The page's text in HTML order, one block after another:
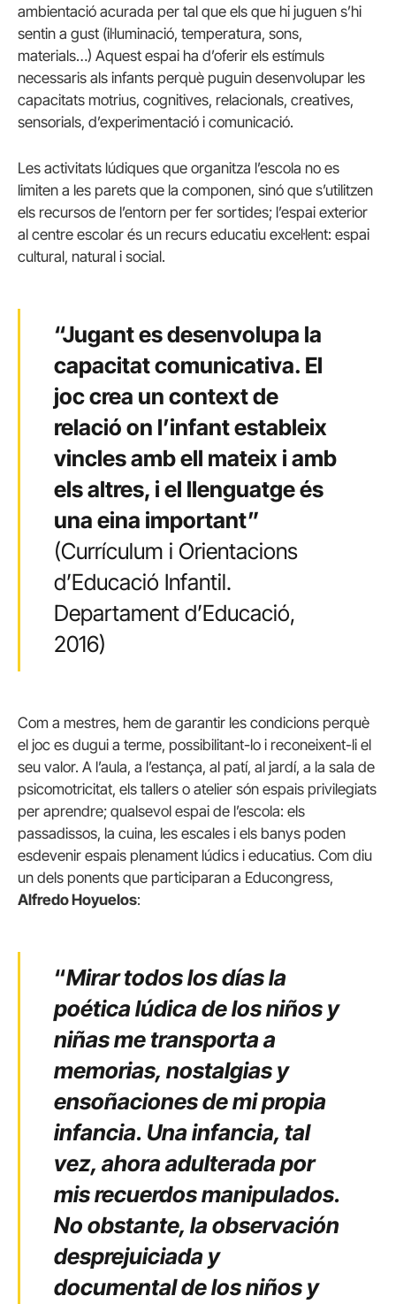
ambientació acurada per tal que els que hi juguen s’hi
sentin a gust (il·luminació, temperatura, sons,
materials…) Aquest espai ha d’oferir els estímuls
necessaris als infants perquè puguin desenvolupar les
capacitats motrius, cognitives, relacionals, creatives,
sensorials, d’experimentació i comunicació.
Les activitats lúdiques que organitza l’escola no es
limiten a les parets que la componen, sinó que s’utilitzen
els recursos de l’entorn per fer sortides; l’espai exterior
al centre escolar és un recurs educatiu excel·lent: espai
cultural, natural i social.
“Jugant es desenvolupa la
capacitat comunicativa. El
joc crea un context de
relació on l’infant estableix
vincles amb ell mateix i amb
els altres, i el llenguatge és
una eina important”
(Currículum i Orientacions
d’Educació Infantil.
Departament d’Educació,
2016)
Com a mestres, hem de garantir les condicions perquè
el joc es dugui a terme, possibilitant-lo i reconeixent-li el
seu valor. A l’aula, a l’estança, al patí, al jardí, a la sala de
psicomotricitat, els tallers o atelier són espais privilegiats
per aprendre; qualsevol espai de l’escola: els
passadissos, la cuina, les escales i els banys poden
esdevenir espais plenament lúdics i educatius. Com diu
un dels ponents que participaran a Educongress,
Alfredo Hoyuelos:
“Mirar todos los días la
poética lúdica de los niños y
niñas me transporta a
memorias, nostalgias y
ensoñaciones de mi propia
infancia. Una infancia, tal
vez, ahora adulterada por
mis recuerdos manipulados.
No obstante, la observación
desprejuiciada y
documental de los niños y